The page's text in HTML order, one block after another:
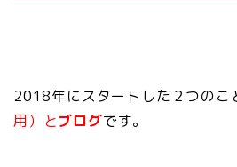
2018年にスタートした２つのこ
用）とブログです。